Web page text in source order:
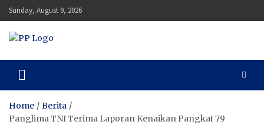
Skip
to
content
Sunday, August 9, 2026
Pengawal Persada
Home
Berita
Panglima TNI Terima Laporan Kenaikan Pangkat 79